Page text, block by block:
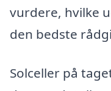
vurdere, hvilke
den bedste
Solceller på